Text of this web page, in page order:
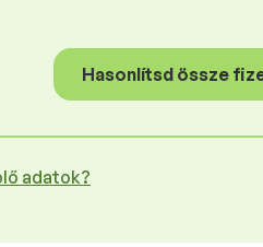
Hasonlítsd össze
adatok?